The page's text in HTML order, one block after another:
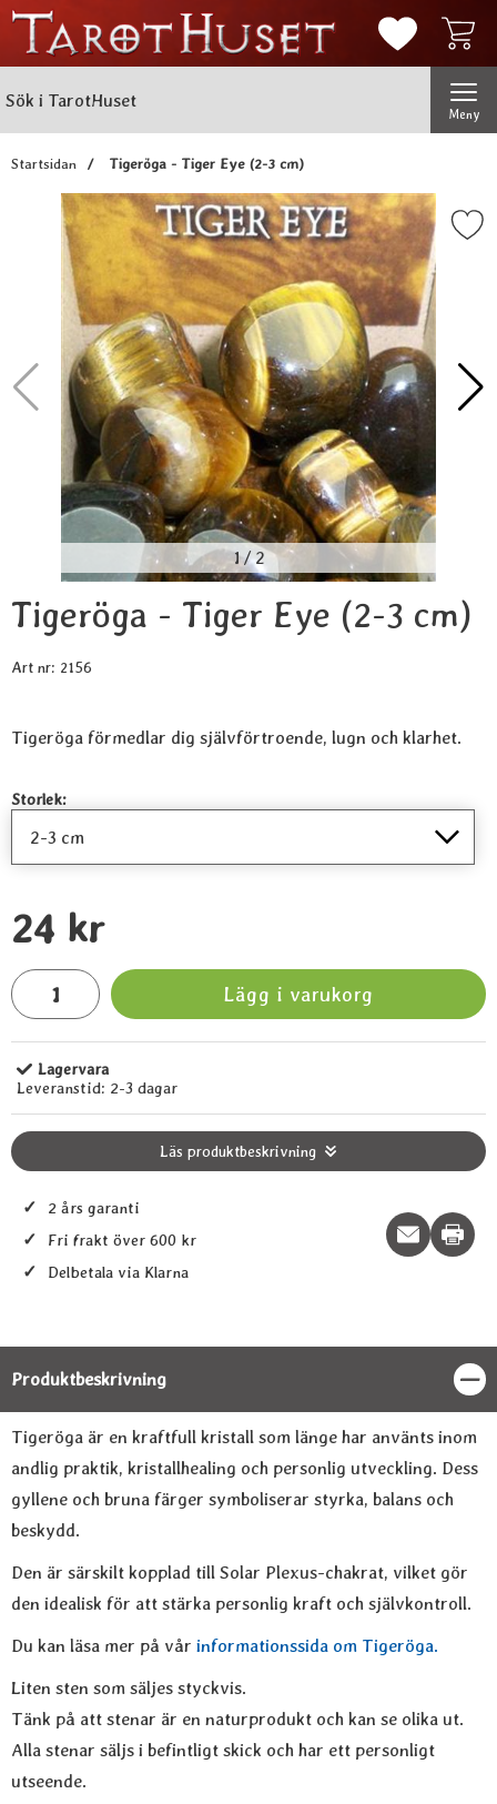
Mina
Meny
Startsidan Tigeröga - Tiger Eye (2-3 cm)
Markera tigeröga - Tiger
1/2
Tigeröga - Tiger Eye (2-3 cm)
Art nr: 2156
Tigeröga förmedlar dig självförtroende, lugn och klarhet.
Storlek:
pris
24 kr
antal
Lägg i varukorg
Tillgänglighet:
Lagervara
Leveranstid: 2-3 dagar
Läs produktbeskrivning
✓ 2 års garanti
✓ Fri frakt över 600 kr
✓ Delbetala via Klarna
Print
Produktbeskrivning
Produktbeskrivning
Tigeröga är en kraftfull kristall som länge har använts inom
andlig praktik, kristallhealing och personlig utveckling. Dess
gyllene och bruna färger symboliserar styrka, balans och
beskydd.
Den är särskilt kopplad till Solar Plexus-chakrat, vilket gör
den idealisk för att stärka personlig kraft och självkontroll.
Du kan läsa mer på vår informationssida om Tigeröga.
Liten sten som säljes styckvis.
Tänk på att stenar är en naturprodukt och kan se olika ut.
Alla stenar säljs i befintligt skick och har ett personligt
utseende.